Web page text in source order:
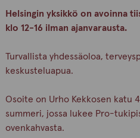
Helsingin yksikkö on avoinna
klo 12-16 ilman ajanvarausta.
Turvallista yhdessäoloa,
keskusteluapua.
Osoite on Urho Kekkosen katu
summeri, jossa lukee Pro-
ovenkahvasta.